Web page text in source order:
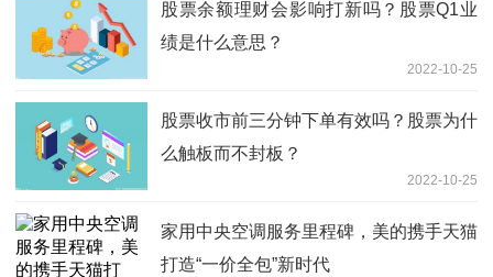
股票余额理财会影响打新吗？股票Q1业
绩是什么意思？
2022-10-25
股票收市前三分钟下单有效吗？股票为什
么触板而不封板？
2022-10-25
家用中央空调服务里程碑，美的携手天猫
打造“一价全包”新时代